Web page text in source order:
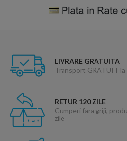
LIVRARE GRATUITA
Transport GRATUIT la
RETUR 120 ZILE
Cumperi fara griji,
zile